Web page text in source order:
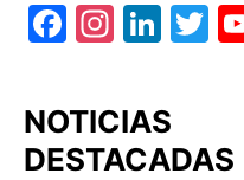
Facebook
NOTICIAS
DESTACADAS